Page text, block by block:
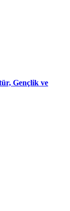
Gençlik ve